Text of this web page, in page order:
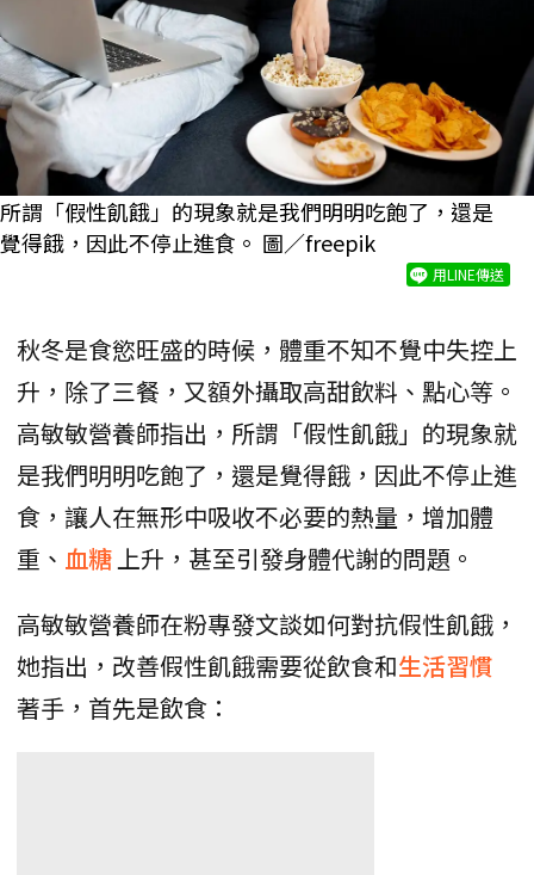
所謂「假性飢餓」的現象就是我們明明吃飽了，還是
覺得餓，因此不停止進食。 圖／freepik
用LINE傳送
秋冬是食慾旺盛的時候，體重不知不覺中失控上
升，除了三餐，又額外攝取高甜飲料、點心等。
高敏敏營養師指出，所謂「假性飢餓」的現象就
是我們明明吃飽了，還是覺得餓，因此不停止進
食，讓人在無形中吸收不必要的熱量，增加體
重、 血糖 上升，甚至引發身體代謝的問題。
高敏敏營養師在粉專發文談如何對抗假性飢餓，
她指出，改善假性飢餓需要從飲食和生活習慣
著手，首先是飲食：